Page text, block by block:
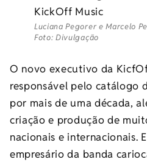
Luciana Pegorer e Marcelo
Foto: Divulgação
O novo executivo da
responsável pelo catálogo
por mais de uma década,
criação e produção de
nacionais e internacionais.
empresário da banda